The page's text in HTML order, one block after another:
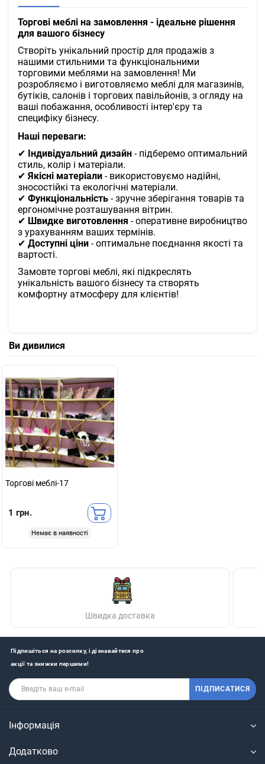
Торгові меблі на замовлення - ідеальне рішення
для вашого бізнесу
Створіть унікальний простір для продажів з
нашими стильними та функціональними
торговими меблями на замовлення! Ми
розробляємо і виготовляємо меблі для магазинів,
бутіків, салонів і торгових павільйонів, з огляду на
ваші побажання, особливості інтер'єру та
специфіку бізнесу.
Наші переваги:
✔ Індивідуальний дизайн - підберемо оптимальний
стиль, колір і матеріали.
✔ Якісні матеріали - використовуємо надійні,
зносостійкі та екологічні матеріали.
✔ Функціональність - зручне зберігання товарів та
ергономічне розташування вітрин.
✔ Швидке виготовлення - оперативне виробництво
з урахуванням ваших термінів.
✔ Доступні ціни - оптимальне поєднання якості та
вартості.
Замовте торгові меблі, які підкреслять
унікальність вашого бізнесу та створять
комфортну атмосферу для клієнтів!
Ви дивилися
Торгові меблі-17
1 грн.
Немає в наявності
Швидка доставка
Підпишіться на розсилку, і дізнавайтеся про
акції та знижки першими!
ПІДПИСАТИСЯ
Інформація
Додатково